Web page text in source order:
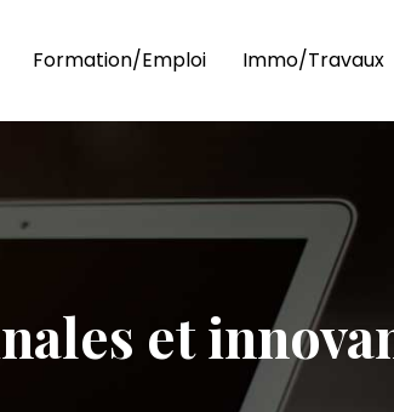
Formation/Emploi Immo/Travaux
et